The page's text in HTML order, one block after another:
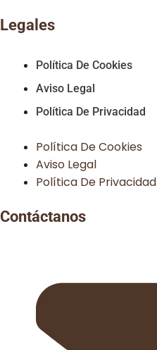
Legales
Política De Cookies
Aviso Legal
Política De Privacidad
Política De Cookies
Aviso Legal
Política De Privacidad
Contáctanos